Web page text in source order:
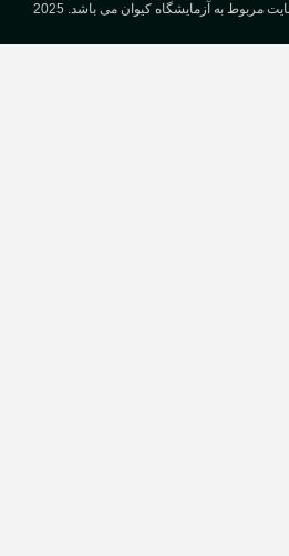
به آزمایشگاه کیوان می باشد. 2025